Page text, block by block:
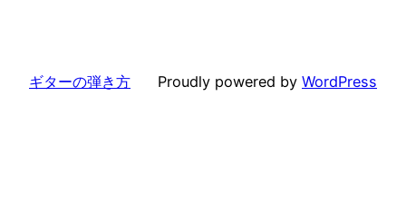
ギターの弾き方 Proudly powered by WordPress